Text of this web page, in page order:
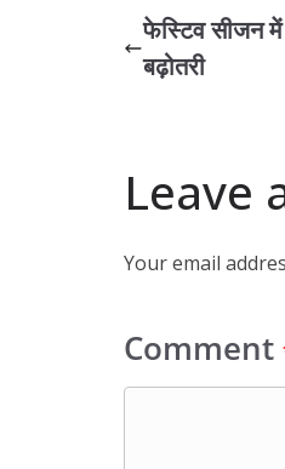
फेस्टिव सीजन में
बढ़ोतरी
Leave
Your email
Comment